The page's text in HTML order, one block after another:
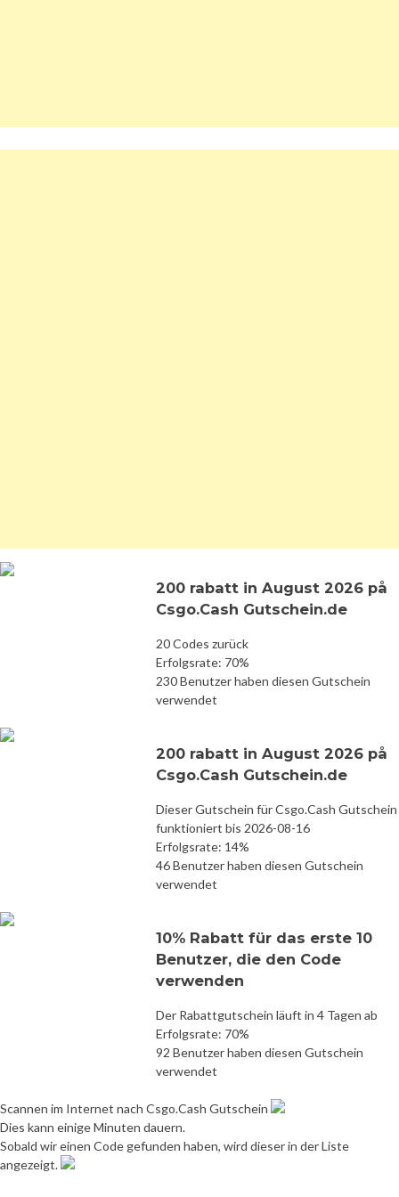
200 rabatt in August 2026 på
Csgo.Cash Gutschein.de
20 Codes zurück
Erfolgsrate: 70%
230 Benutzer haben diesen Gutschein
verwendet
200 rabatt in August 2026 på
Csgo.Cash Gutschein.de
Dieser Gutschein für Csgo.Cash Gutschein
funktioniert bis 2026-08-16
Erfolgsrate: 14%
46 Benutzer haben diesen Gutschein
verwendet
10% Rabatt für das erste 10
Benutzer, die den Code
verwenden
Der Rabattgutschein läuft in 4 Tagen ab
Erfolgsrate: 70%
92 Benutzer haben diesen Gutschein
verwendet
Scannen im Internet nach Csgo.Cash Gutschein
Dies kann einige Minuten dauern.
Sobald wir einen Code gefunden haben, wird dieser in der Liste
angezeigt.